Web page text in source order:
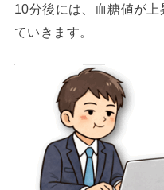
10分後には、血糖値が上
ていきます。